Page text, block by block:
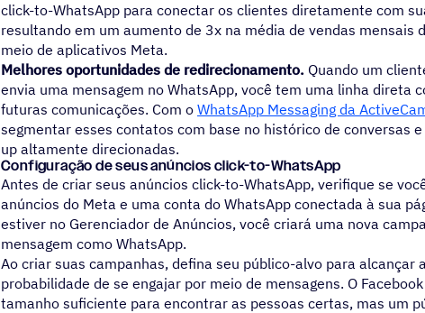
click-to-WhatsApp para conectar os clientes diretamente com
resultando em um aumento de 3x na média de vendas mensais
meio de aplicativos Meta.
Melhores oportunidades de redirecionamento. Quando um
envia uma mensagem no WhatsApp, você tem uma linha direta
futuras comunicações. Com o WhatsApp Messaging da
segmentar esses contatos com base no histórico de conversas
up altamente direcionadas.
Configuração de seus anúncios click-to-WhatsApp
Antes de criar seus anúncios click-to-WhatsApp, verifique se
anúncios do Meta e uma conta do WhatsApp conectada à sua
estiver no Gerenciador de Anúncios, você criará uma nova
mensagem como WhatsApp.
Ao criar suas campanhas, defina seu público-alvo para alcançar
probabilidade de se engajar por meio de mensagens. O
tamanho suficiente para encontrar as pessoas certas, mas um